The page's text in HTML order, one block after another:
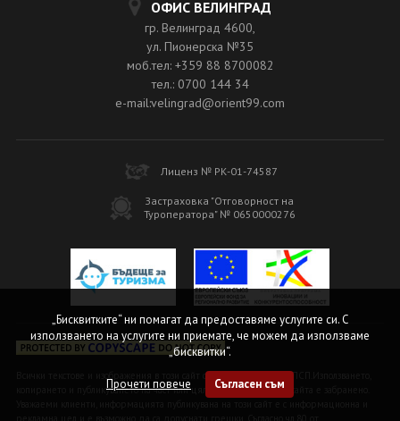
ОФИС ВЕЛИНГРАД
гр. Велинград 4600,
ул. Пионерска №35
моб.тел: +359 88 8700082
тел.: 0700 144 34
e-mail:velingrad@orient99.com
Лиценз № РК-01-74587
Застраховка "Отговорност на
Туроператора" № 0650000276
Всички текстове и изображения в този сайт са под закрила на ЗАПСП.Използването,
копирането и публикуването на част или цялото съдържание на сайта е забранено.
„Бисквитките“ ни помагат да предоставяме услугите си. С
използването на услугите ни приемате, че можем да използваме
„бисквитки“.
Прочети повече Съгласен съм